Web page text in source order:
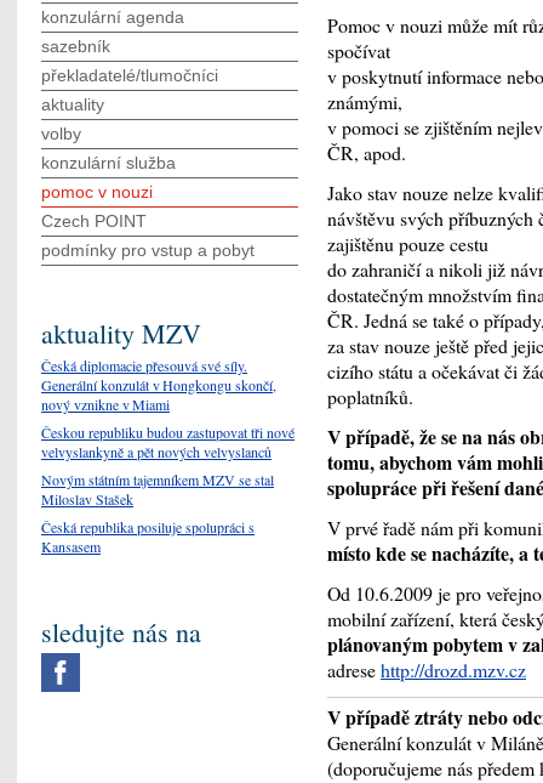
Pomoc v nouzi může mít
spočívat
v poskytnutí informace
známými,
v pomoci se zjištěním
ČR, apod.
Jako stav nouze nelze
návštěvu svých příbuzných
zajištěnu pouze cestu
do zahraničí a nikoli již
dostatečným množstvím
ČR. Jedná se také o
za stav nouze ještě před
cizího státu a očekávat či
poplatníků.
V případě, že se na nás
tomu, abychom vám
spolupráce při řešení
V prvé řadě nám při
místo kde se nacházíte, a
Od 10.6.2009 je pro
mobilní zařízení, která
plánovaným pobytem v
adresehttp://drozd.mzv.cz
V případě ztráty nebo
Generální konzulát v
(doporučujeme nás
konzulární agenda
sazebník
překladatelé/tlumočníci
aktuality
volby
konzulární služba
pomoc v nouzi
Czech POINT
podmínky pro vstup a pobyt
aktuality MZV
Česká diplomacie přesouvá své síly.
Generální konzulát v Hongkongu skončí,
nový vznikne v Miami
Českou republiku budou zastupovat tři nové
velvyslankyně a pět nových velvyslanců
Novým státním tajemníkem MZV se stal
Miloslav Stašek
Česká republika posiluje spolupráci s
Kansasem
sledujte nás na